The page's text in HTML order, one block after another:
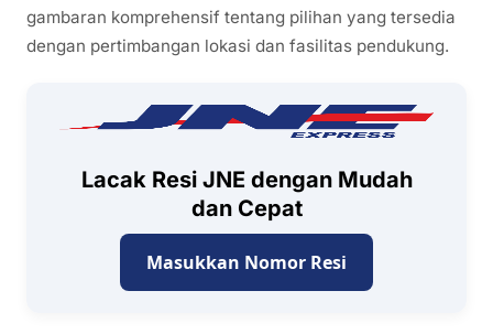
gambaran komprehensif tentang pilihan yang tersedia
dengan pertimbangan lokasi dan fasilitas pendukung.
Lacak Resi JNE dengan Mudah
dan Cepat
Masukkan Nomor Resi